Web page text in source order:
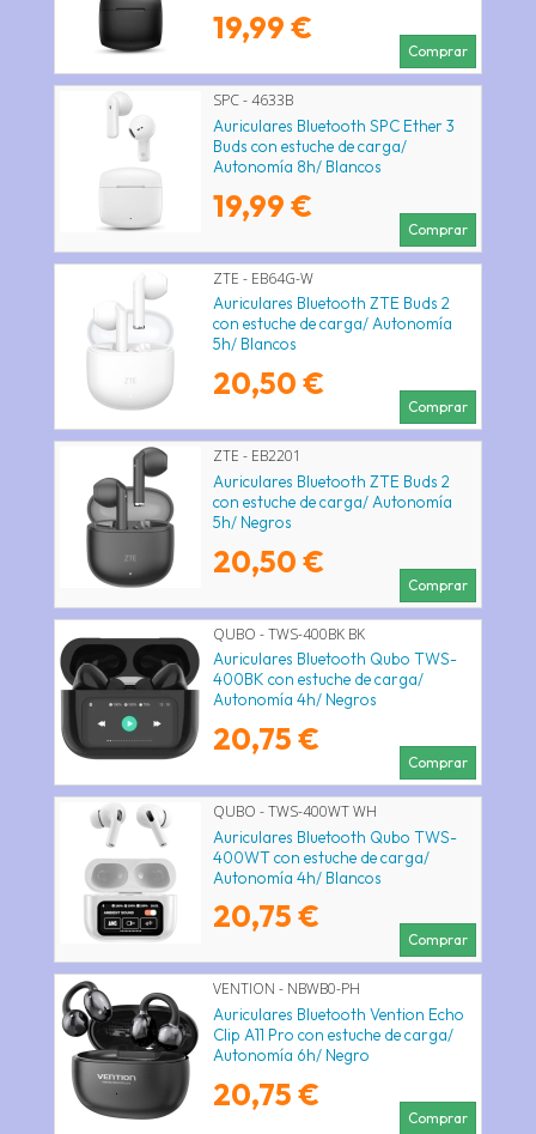
19,99 €
Comprar
SPC - 4633B
Auriculares Bluetooth SPC Ether 3
Buds con estuche de carga/
Autonomía 8h/ Blancos
19,99 €
Comprar
ZTE - EB64G-W
Auriculares Bluetooth ZTE Buds 2
con estuche de carga/ Autonomía
5h/ Blancos
20,50 €
Comprar
ZTE - EB2201
Auriculares Bluetooth ZTE Buds 2
con estuche de carga/ Autonomía
5h/ Negros
20,50 €
Comprar
QUBO - TWS-400BK BK
Auriculares Bluetooth Qubo TWS-
400BK con estuche de carga/
Autonomía 4h/ Negros
20,75 €
Comprar
QUBO - TWS-400WT WH
Auriculares Bluetooth Qubo TWS-
400WT con estuche de carga/
Autonomía 4h/ Blancos
20,75 €
Comprar
VENTION - NBWB0-PH
Auriculares Bluetooth Vention Echo
Clip A11 Pro con estuche de carga/
Autonomía 6h/ Negro
20,75 €
Comprar